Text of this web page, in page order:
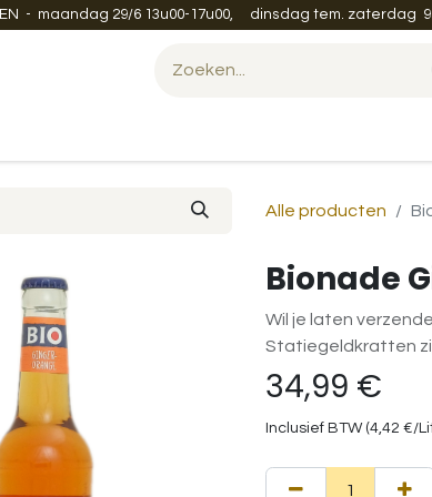
- maandag 29/6 13u00-17u00, dinsdag tem. zaterdag
Alle producten
Bionade
Wil je laten
Statiegeldkratten
34,99 €
Inclusief BTW (4,42 €/